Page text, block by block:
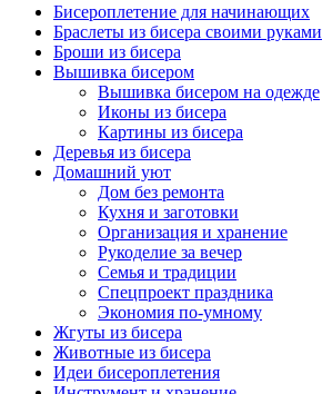
Бисероплетение для начинающих
Браслеты из бисера своими руками
Броши из бисера
Вышивка бисером
Вышивка бисером на одежде
Иконы из бисера
Картины из бисера
Деревья из бисера
Домашний уют
Дом без ремонта
Кухня и заготовки
Организация и хранение
Рукоделие за вечер
Семья и традиции
Спецпроект праздника
Экономия по-умному
Жгуты из бисера
Животные из бисера
Идеи бисероплетения